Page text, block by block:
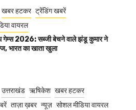
खबर हटकर ट्रेंडिंग खबरें
वायरल
गेम्स 2026: सब्जी बेचने वाले झंडू कुमार ने
भारत का खाता खुला
उत्तराखंड ऋषिकेश खबर हटकर
ताज़ा ख़बर न्यूज़ सोशल मीडिया वायरल